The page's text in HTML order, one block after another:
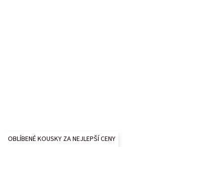
OBLÍBENÉ KOUSKY ZA NEJLEPŠÍ CENY